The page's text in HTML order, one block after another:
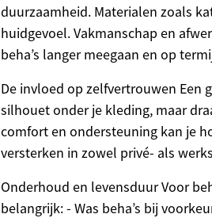
duurzaamheid. Materialen zoals
huidgevoel. Vakmanschap en
beha’s langer meegaan en op
De invloed op zelfvertrouwen Een
silhouet onder je kleding, maar
comfort en ondersteuning kan je
versterken in zowel privé- als
Onderhoud en levensduur Voor
belangrijk: - Was beha’s bij